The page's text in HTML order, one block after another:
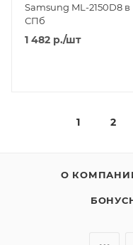
Samsung ML-2150D8 в
СПб
1 482 р./шт
1 2
О